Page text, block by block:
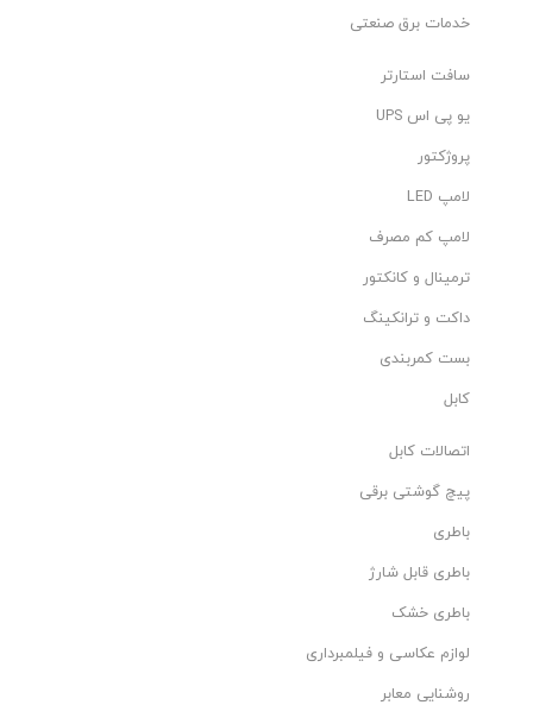
خدمات برق صنعتی
سافت استارتر
یو پی اس UPS
پروژکتور
لامپ LED
لامپ کم مصرف
ترمینال و کانکتور
داکت و ترانکینگ
بست کمربندی
کابل
اتصالات کابل
پیچ گوشتی برقی
باطری
باطری قابل شارژ
باطری خشک
لوازم عکاسی و فیلمبرداری
روشنایی معابر